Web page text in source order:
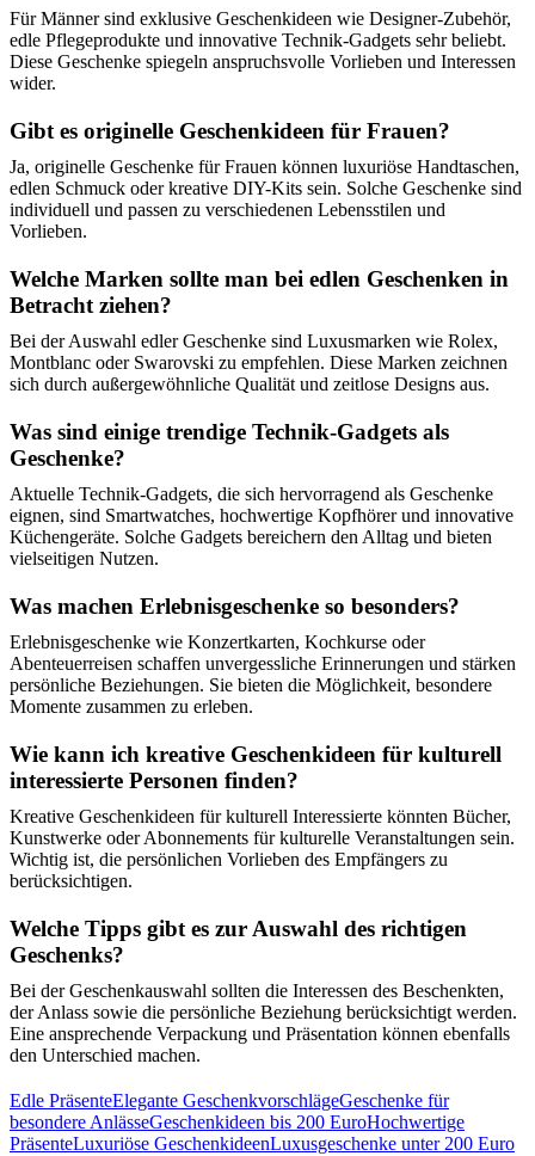
Für Männer sind exklusive Geschenkideen wie Designer-Zubehör,
edle Pflegeprodukte und innovative Technik-Gadgets sehr beliebt.
Diese Geschenke spiegeln anspruchsvolle Vorlieben und Interessen
wider.
Gibt es originelle Geschenkideen für Frauen?
Ja, originelle Geschenke für Frauen können luxuriöse Handtaschen,
edlen Schmuck oder kreative DIY-Kits sein. Solche Geschenke sind
individuell und passen zu verschiedenen Lebensstilen und
Vorlieben.
Welche Marken sollte man bei edlen Geschenken in
Betracht ziehen?
Bei der Auswahl edler Geschenke sind Luxusmarken wie Rolex,
Montblanc oder Swarovski zu empfehlen. Diese Marken zeichnen
sich durch außergewöhnliche Qualität und zeitlose Designs aus.
Was sind einige trendige Technik-Gadgets als
Geschenke?
Aktuelle Technik-Gadgets, die sich hervorragend als Geschenke
eignen, sind Smartwatches, hochwertige Kopfhörer und innovative
Küchengeräte. Solche Gadgets bereichern den Alltag und bieten
vielseitigen Nutzen.
Was machen Erlebnisgeschenke so besonders?
Erlebnisgeschenke wie Konzertkarten, Kochkurse oder
Abenteuerreisen schaffen unvergessliche Erinnerungen und stärken
persönliche Beziehungen. Sie bieten die Möglichkeit, besondere
Momente zusammen zu erleben.
Wie kann ich kreative Geschenkideen für kulturell
interessierte Personen finden?
Kreative Geschenkideen für kulturell Interessierte könnten Bücher,
Kunstwerke oder Abonnements für kulturelle Veranstaltungen sein.
Wichtig ist, die persönlichen Vorlieben des Empfängers zu
berücksichtigen.
Welche Tipps gibt es zur Auswahl des richtigen
Geschenks?
Bei der Geschenkauswahl sollten die Interessen des Beschenkten,
der Anlass sowie die persönliche Beziehung berücksichtigt werden.
Eine ansprechende Verpackung und Präsentation können ebenfalls
den Unterschied machen.
Edle PräsenteElegante GeschenkvorschlägeGeschenke für
besondere AnlässeGeschenkideen bis 200 EuroHochwertige
PräsenteLuxuriöse GeschenkideenLuxusgeschenke unter 200 Euro